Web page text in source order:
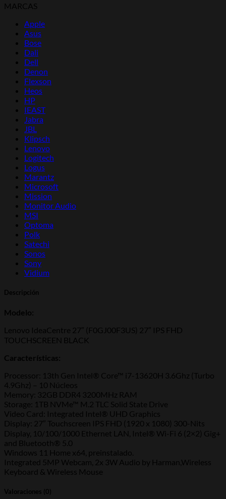
MARCAS
Apple
Asus
Bose
Dali
Dell
Denon
Flexson
Heos
HP
IEAST
Jabra
JBL
Klipsch
Lenovo
Logitech
Logus
Marantz
Microsoft
Mission
Monitor Audio
MSI
Optoma
Polk
Satechi
Sonos
Sony
Vidium
Descripción
Modelo:
Lenovo IdeaCentre 27″ (F0GJ00F3US) 27″ IPS FHD
TOUCHSCREEN BLACK
Características:
Processor: 13th Gen Intel® Core™ i7-13620H 3.6Ghz (Turbo
4.9Ghz) – 10 Núcleos
Memory: 32GB DDR4 3200MHz RAM
Storage: 1TB NVMe™ M.2 TLC Solid State Drive
Video Card: Integrated Intel® UHD Graphics
Display: 27″ Touchscreen IPS FHD (1920 x 1080) 300-Nits
Display, ​10/100/1000 Ethernet LAN, Intel® Wi-Fi 6 (2×2) Gig+
and Bluetooth® 5.0
Windows 11 Home x64, preinstalado.
Integrated 5MP Webcam, 2x 3W Audio by Harman,Wireless
Keyboard & Wireless Mouse
Valoraciones (0)